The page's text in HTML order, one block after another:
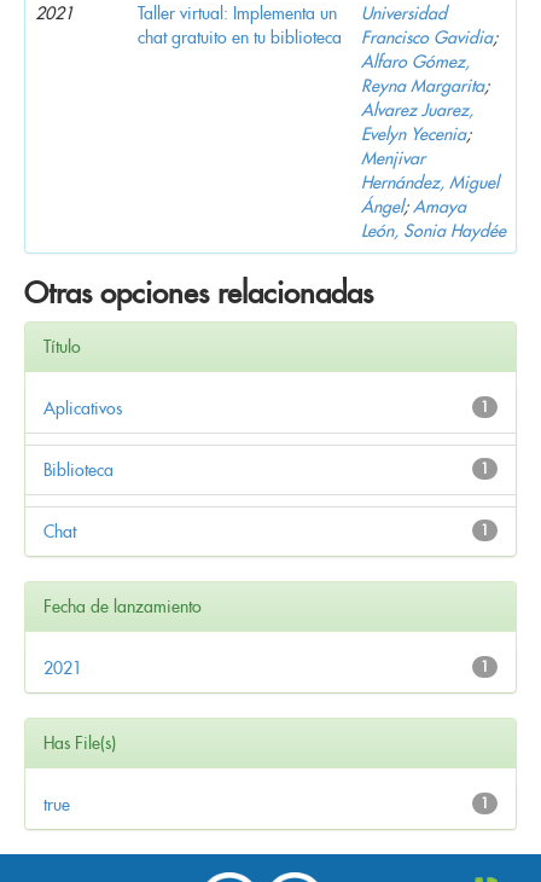
2021
Taller virtual: Implementa un
chat gratuito en tu biblioteca
Universidad
Francisco Gavidia;
Alfaro Gómez,
Reyna Margarita;
Alvarez Juarez,
Evelyn Yecenia;
Menjivar
Hernández, Miguel
Ángel; Amaya
León, Sonia Haydée
Otras opciones relacionadas
Título
1
Aplicativos
1
Biblioteca
1
Chat
Fecha de lanzamiento
1
2021
Has File(s)
1
true